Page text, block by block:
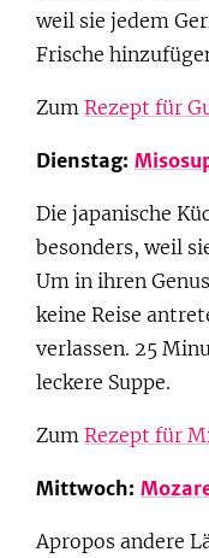
weil sie jedem
Frische
Zum Rezept für
Dienstag:
Die japanische
besonders, weil
Um in ihren
keine Reise
verlassen. 25
leckere Suppe.
Zum Rezept für
Mittwoch:
Apropos andere